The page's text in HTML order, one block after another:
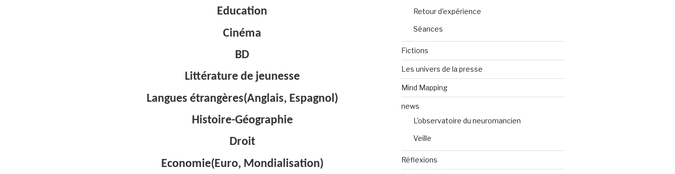
Education
Cinéma
BD
Littérature de jeunesse
Langues étrangères(Anglais, Espagnol)
Histoire-Géographie
Droit
Economie(Euro, Mondialisation)
Retour d'expérience
Séances
Fictions
Les univers de la presse
Mind Mapping
news
L'observatoire du neuromancien
Veille
Réflexions